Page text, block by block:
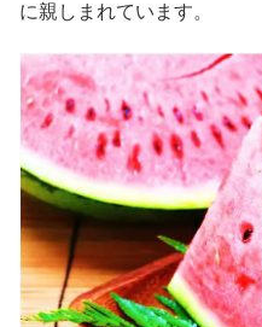
に親しまれています。